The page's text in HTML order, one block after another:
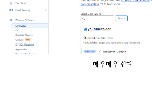
매우매우 쉽다.